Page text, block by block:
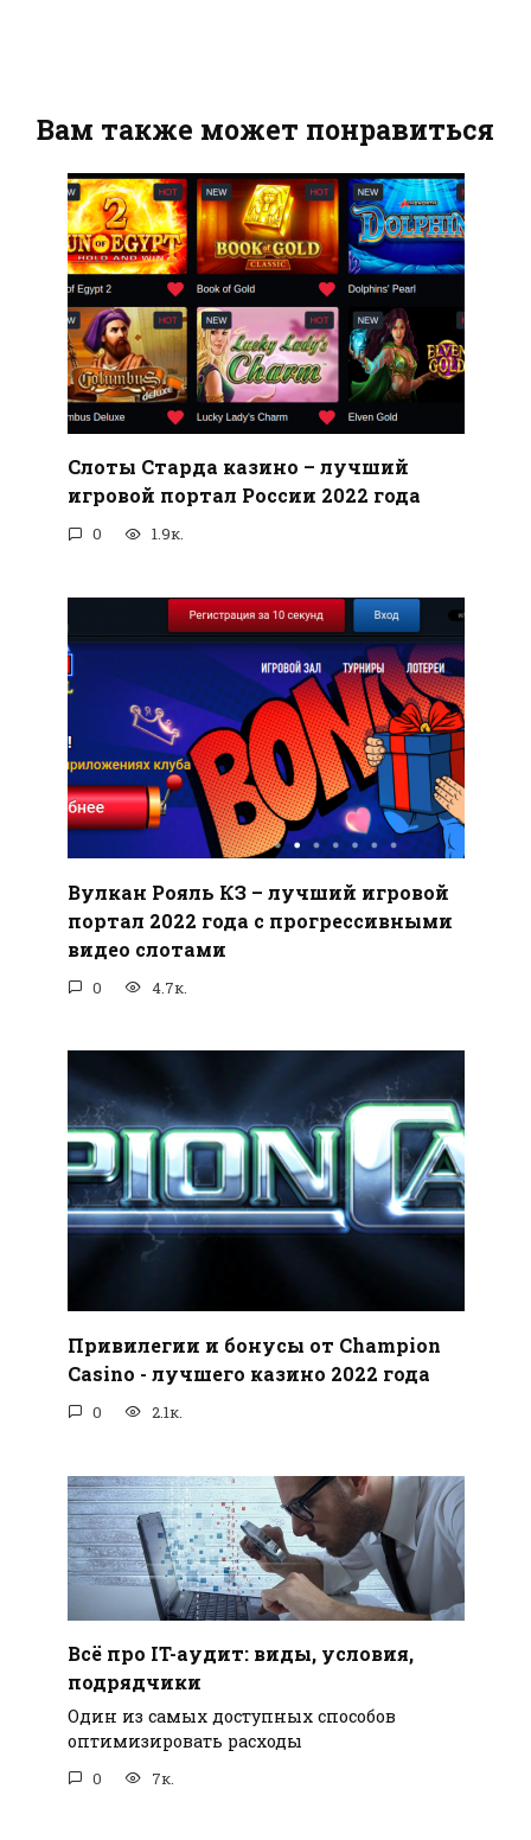
Вам также может понравиться
Слоты Старда казино – лучший
игровой портал России 2022 года
0 1.9к.
Вулкан Рояль КЗ – лучший игровой
портал 2022 года с прогрессивными
видео слотами
0 4.7к.
Привилегии и бонусы от Champion
Casino - лучшего казино 2022 года
0 2.1к.
Всё про IT-аудит: виды, условия,
подрядчики
Один из самых доступных способов
оптимизировать расходы
0 7к.